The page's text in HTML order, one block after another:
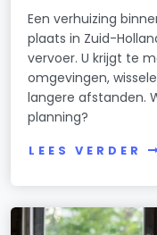
Een verhuizing
plaats in Zuid-
vervoer. U krijgt te
omgevingen,
langere afstanden.
planning?
LEES VERDER